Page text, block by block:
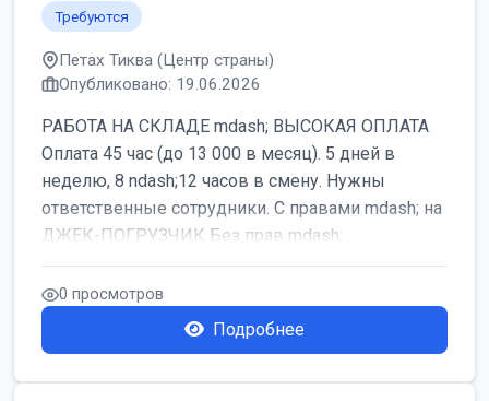
Требуются
Петах Тиква (Центр страны)
Опубликовано: 19.06.2026
РАБОТА НА СКЛАДЕ mdash; ВЫСОКАЯ ОПЛАТА
Оплата 45 час (до 13 000 в месяц). 5 дней в
неделю, 8 ndash;12 часов в смену. Нужны
ответственные сотрудники. С правами mdash; на
ДЖЕК-ПОГРУЗЧИК Без прав mdash; ...
0 просмотров
Подробнее